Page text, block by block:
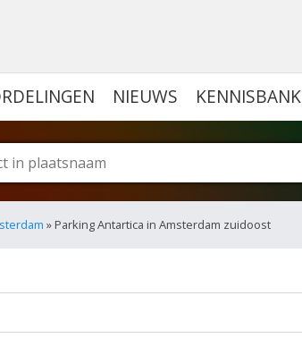
NIEUWS KENNISBANK
» Parking Antartica in Amsterdam zuidoost